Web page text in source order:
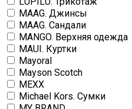
MAAG. Джинсы
MAAG. Сандали
MANGO. Верхняя одежда
MAUI. Куртки
Mayoral
Mayson Scotch
MEXX
Michael Kors. Сумки